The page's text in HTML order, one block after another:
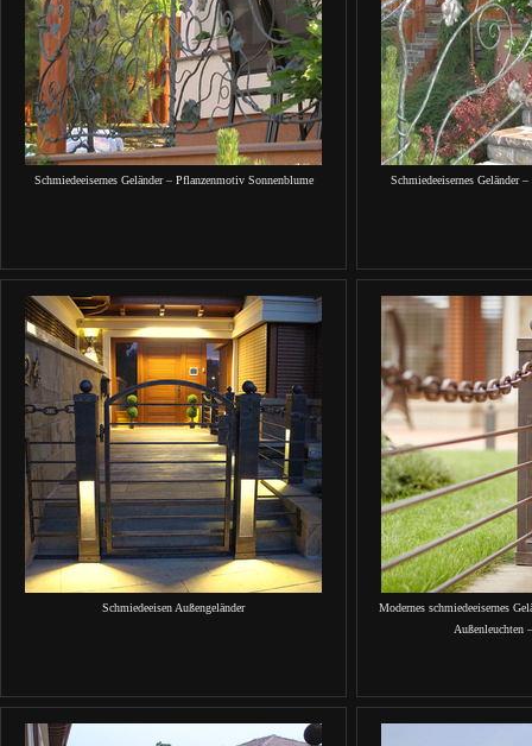
Schmiedeeisernes Geländer – Pflanzenmotiv Sonnenblume Schmiedeeisernes Geländer
Schmiedeeisen Außengeländer
Modernes schmiedeeisernes
Außenleuchten